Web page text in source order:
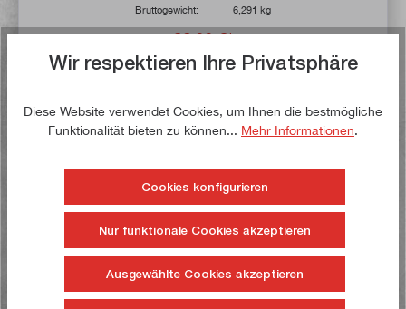
Bruttogewicht:
6,291 kg
82,00 €*
94,00 €*
In den Warenkorb
Jetzt kaufen!
Wir respektieren Ihre Privatsphäre
Diese Website verwendet Cookies, um Ihnen die bestmögliche
Funktionalität bieten zu können... Mehr Informationen.
Cookies konfigurieren
Nur funktionale Cookies akzeptieren
Ausgewählte Cookies akzeptieren